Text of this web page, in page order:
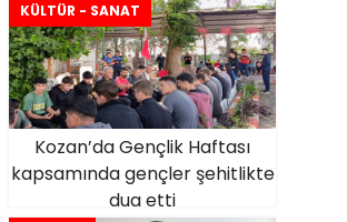
KÜLTÜR - SANAT
Kozan’da Gençlik Haftası
kapsamında gençler şehitlikte
dua etti